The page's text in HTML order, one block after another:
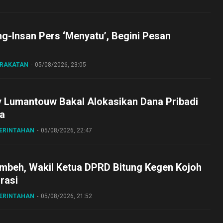
Insan Pers ‘Menyatu’, Begini Pesan
05/08/2026, 23:05
Lumantouw Bakal Alokasikan Dana Pribadi
05/08/2026, 22:47
Wakil Ketua DPRD Bitung Kegen Kojoh
05/08/2026, 21:52